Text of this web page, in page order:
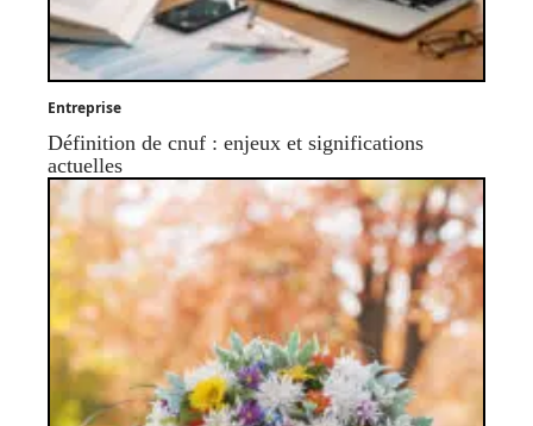
Entreprise
Définition de cnuf : enjeux et significations
actuelles